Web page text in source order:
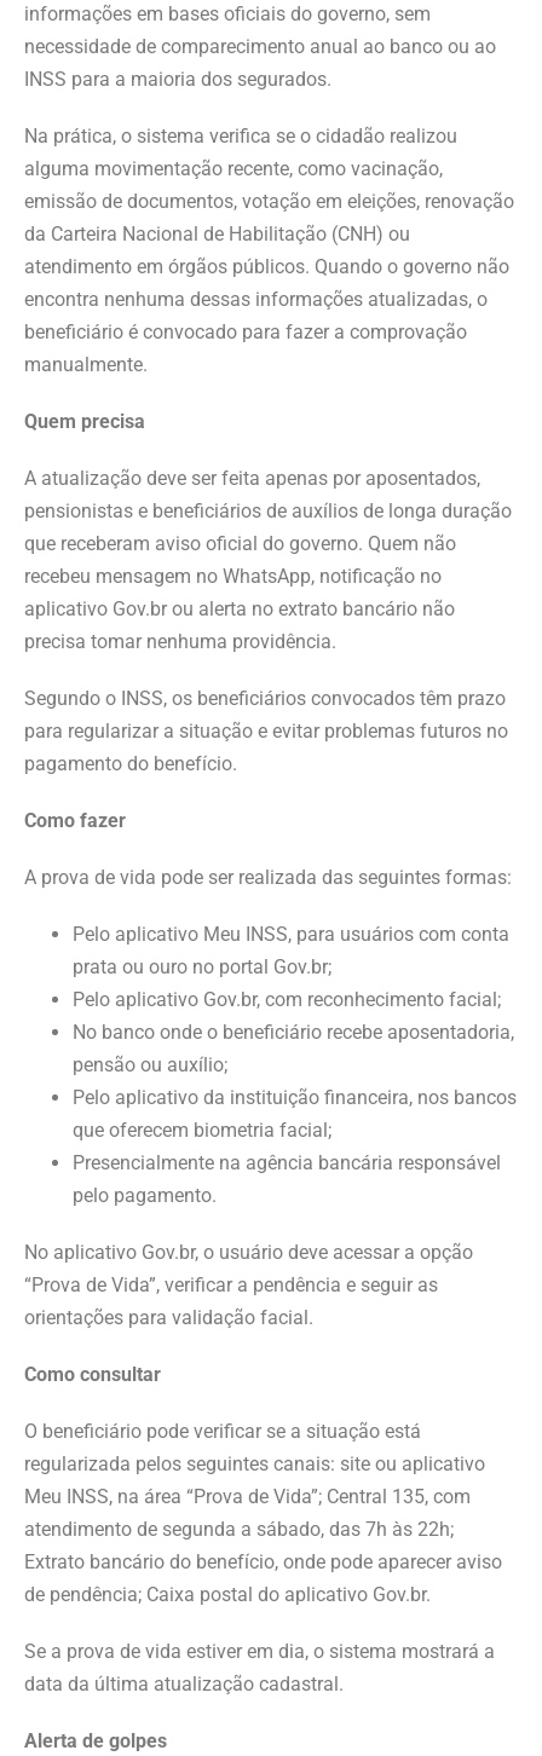
informações em bases oficiais do governo, sem
necessidade de comparecimento anual ao banco ou ao
INSS para a maioria dos segurados.
Na prática, o sistema verifica se o cidadão realizou
alguma movimentação recente, como vacinação,
emissão de documentos, votação em eleições, renovação
da Carteira Nacional de Habilitação (CNH) ou
atendimento em órgãos públicos. Quando o governo não
encontra nenhuma dessas informações atualizadas, o
beneficiário é convocado para fazer a comprovação
manualmente.
Quem precisa
A atualização deve ser feita apenas por aposentados,
pensionistas e beneficiários de auxílios de longa duração
que receberam aviso oficial do governo. Quem não
recebeu mensagem no WhatsApp, notificação no
aplicativo Gov.br ou alerta no extrato bancário não
precisa tomar nenhuma providência.
Segundo o INSS, os beneficiários convocados têm prazo
para regularizar a situação e evitar problemas futuros no
pagamento do benefício.
Como fazer
A prova de vida pode ser realizada das seguintes formas:
Pelo aplicativo Meu INSS, para usuários com conta
prata ou ouro no portal Gov.br;
Pelo aplicativo Gov.br, com reconhecimento facial;
No banco onde o beneficiário recebe aposentadoria,
pensão ou auxílio;
Pelo aplicativo da instituição financeira, nos bancos
que oferecem biometria facial;
Presencialmente na agência bancária responsável
pelo pagamento.
No aplicativo Gov.br, o usuário deve acessar a opção
“Prova de Vida”, verificar a pendência e seguir as
orientações para validação facial.
Como consultar
O beneficiário pode verificar se a situação está
regularizada pelos seguintes canais: site ou aplicativo
Meu INSS, na área “Prova de Vida”; Central 135, com
atendimento de segunda a sábado, das 7h às 22h;
Extrato bancário do benefício, onde pode aparecer aviso
de pendência; Caixa postal do aplicativo Gov.br.
Se a prova de vida estiver em dia, o sistema mostrará a
data da última atualização cadastral.
Alerta de golpes